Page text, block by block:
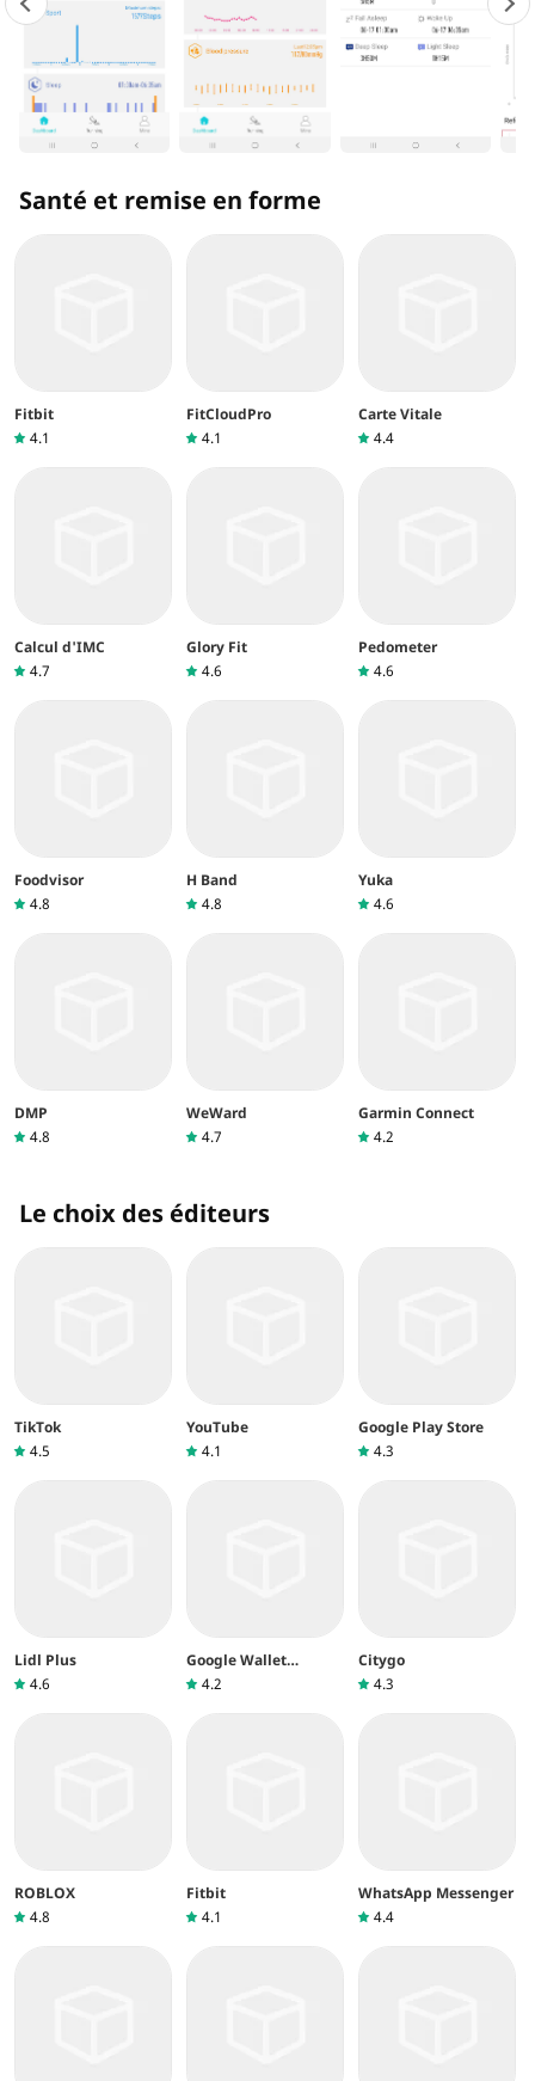
Santé et remise en forme
Fitbit
4.1
FitCloudPro
4.1
Carte Vitale
4.4
Calcul d'IMC
4.7
Glory Fit
4.6
Pedometer
4.6
Foodvisor
4.8
H Band
4.8
Yuka
4.6
DMP
4.8
WeWard
4.7
Garmin Connect
4.2
Le choix des éditeurs
TikTok
4.5
YouTube
4.1
Google Play Store
4.3
Lidl Plus
4.6
Google Wallet
(Google Pay)
4.2
Citygo
4.3
ROBLOX
4.8
Fitbit
4.1
WhatsApp Messenger
4.4